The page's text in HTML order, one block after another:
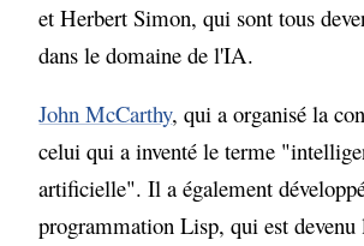
et Herbert Simon, qui sont tous
dans le domaine de l'IA.
John McCarthy, qui a organisé la
celui qui a inventé le terme
artificielle". Il a également
programmation Lisp, qui est devenu